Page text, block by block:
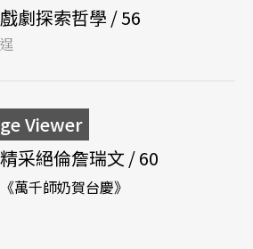
劇探索哲學 / 56
Viewer
采絕倫詹瑞文 / 60
萬千師奶賀台慶》